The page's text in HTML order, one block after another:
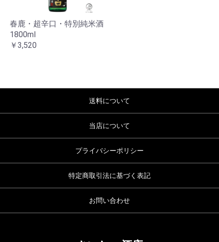
春鹿・超辛口・特別純米酒
1800ml
￥3,520
送料について
当店について
プライバシーポリシー
特定商取引法に基づく表記
お問い合わせ